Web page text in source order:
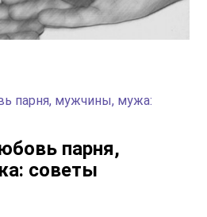
парня, мужчины, мужа:
парня,
советы